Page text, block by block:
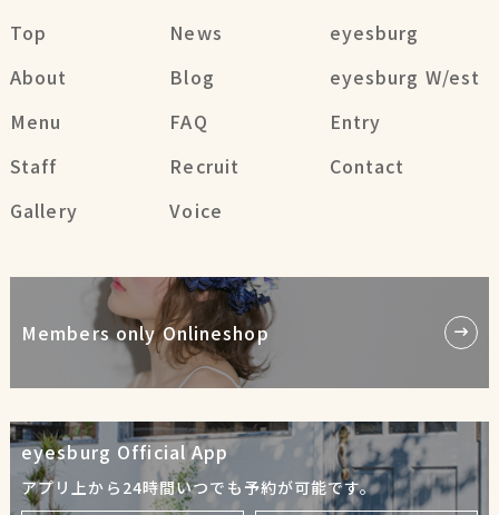
Top
About
Menu
Staff
Gallery
News
Blog
FAQ
Recruit
Voice
eyesburg
eyesburg W/est
Entry
Contact
Members only Onlineshop
eyesburg Official App
アプリ上から24時間いつでも予約が可能です。